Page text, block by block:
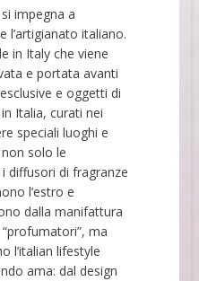
impegna a
l’artigianato italiano.
in Italy che viene
e portata avanti
e oggetti di
Italia, curati nei
speciali luoghi e
solo le
diffusori di fragranze
l’estro e
dalla manifattura
ma
l’italian lifestyle
ama: dal design